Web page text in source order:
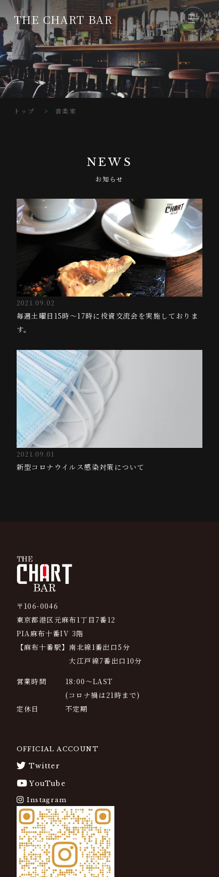
THE CHART BAR
ABOUT
THE CHART BARとは
CONCEPT
SHOP
店舗情報
ACCESS
简体中文 English 日本語
トップ > 音楽家
NEWS
お知らせ
2021.09.02
毎週土曜日15時〜17時に投資交流会を実施しておりま
す。
2021.09.01
新型コロナウイルス感染対策について
〒106-0046
東京都港区元麻布1丁目7番12
PIA麻布十番IV 3階
【麻布十番駅】南北線1番出口5分
大江戸線7番出口10分
営業時間
18:00〜LAST
(コロナ禍は21時まで)
定休日
不定期
OFFICIAL ACCOUNT
Twitter
YouTube
Instagram